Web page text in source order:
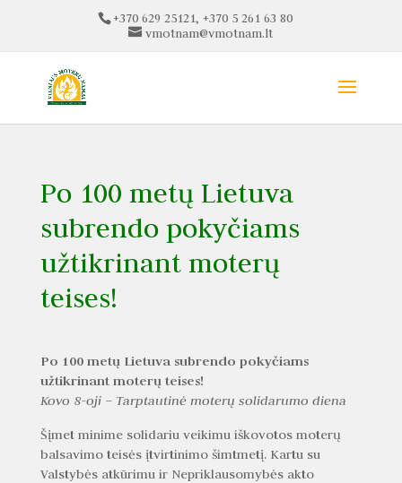
+370 629 25121, +370 5 261 63 80
vmotnam@vmotnam.lt
Po 100 metų Lietuva
subrendo pokyčiams
užtikrinant moterų
teises!
Po 100 metų Lietuva subrendo pokyčiams
užtikrinant moterų teises!
Kovo 8-oji – Tarptautinė moterų solidarumo diena
Šįmet minime solidariu veikimu iškovotos moterų
balsavimo teisės įtvirtinimo šimtmetį. Kartu su
Valstybės atkūrimu ir Nepriklausomybės akto